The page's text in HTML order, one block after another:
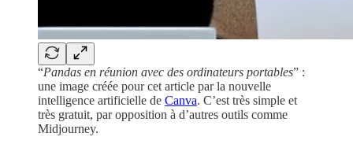
“Pandas en réunion avec des ordinateurs portables” :
une image créée pour cet article par la nouvelle
intelligence artificielle de Canva. C’est très simple et
très gratuit, par opposition à d’autres outils comme
Midjourney.